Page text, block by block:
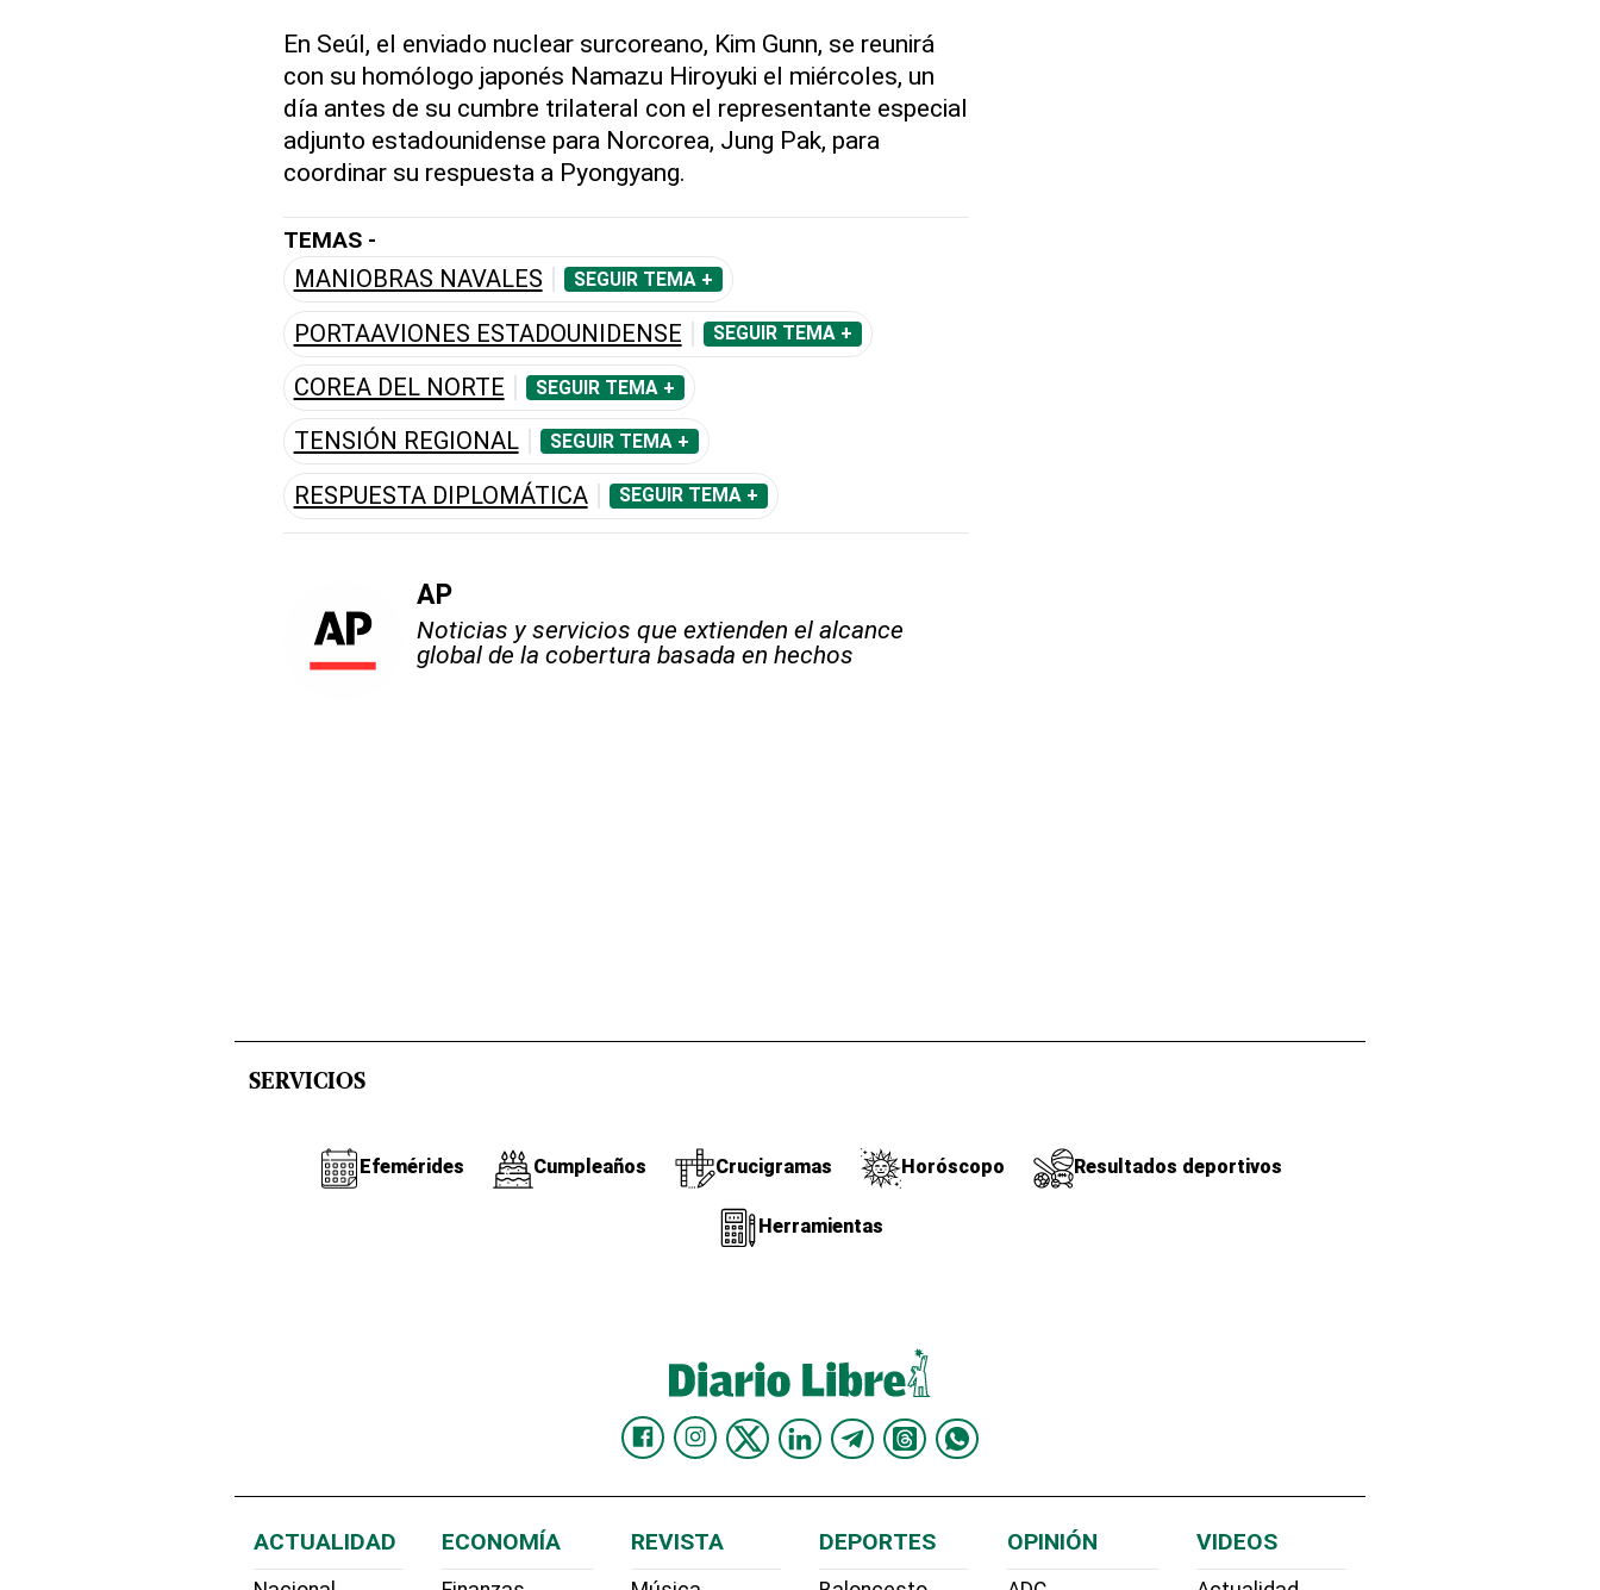
En Seúl, el enviado nuclear surcoreano, Kim Gunn, se reunirá
con su homólogo japonés Namazu Hiroyuki el miércoles, un
día antes de su cumbre trilateral con el representante especial
adjunto estadounidense para Norcorea, Jung Pak, para
coordinar su respuesta a Pyongyang.
TEMAS -
MANIOBRAS NAVALES SEGUIR TEMA +
PORTAAVIONES ESTADOUNIDENSE SEGUIR TEMA +
COREA DEL NORTE SEGUIR TEMA +
TENSIÓN REGIONAL SEGUIR TEMA +
RESPUESTA DIPLOMÁTICA SEGUIR TEMA +
AP
Noticias y servicios que extienden el alcance
global de la cobertura basada en hechos
SERVICIOS
Efemérides Cumpleaños Crucigramas Horóscopo Resultados deportivos
Herramientas
ACTUALIDAD ECONOMÍA REVISTA DEPORTES OPINIÓN VIDEOS